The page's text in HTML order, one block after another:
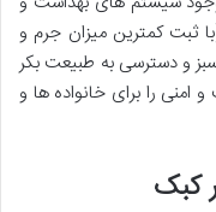
ثبت کمترین میزان جرم و
و دسترسی به طبیعت بکر
را برای خانواده ها و